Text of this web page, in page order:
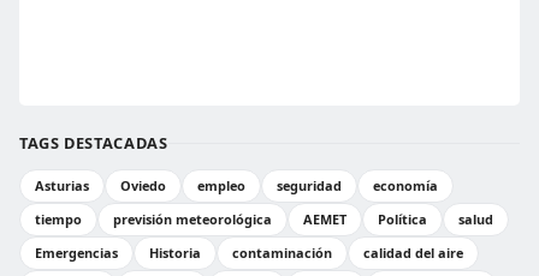
TAGS DESTACADAS
Asturias Oviedo empleo seguridad
economía
tiempo
previsión meteorológica AEMET Política
salud
Emergencias
Historia contaminación
calidad del aire